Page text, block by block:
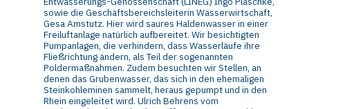
sowie die Geschäftsbereichsleiterin Wasserwirtschaft,
Gesa Amstutz. Hier wird saures Haldenwasser in einer
Freiluftanlage natürlich aufbereitet. Wir besichtigten
Pumpanlagen, die verhindern, dass Wasserläufe ihre
Fließrichtung ändern, als Teil der sogenannten
Poldermaßnahmen. Zudem besuchten wir Stellen, an
denen das Grubenwasser, das sich in den ehemaligen
Steinkohleminen sammelt, heraus gepumpt und in den
Rhein eingeleitet wird. Ulrich Behrens vom